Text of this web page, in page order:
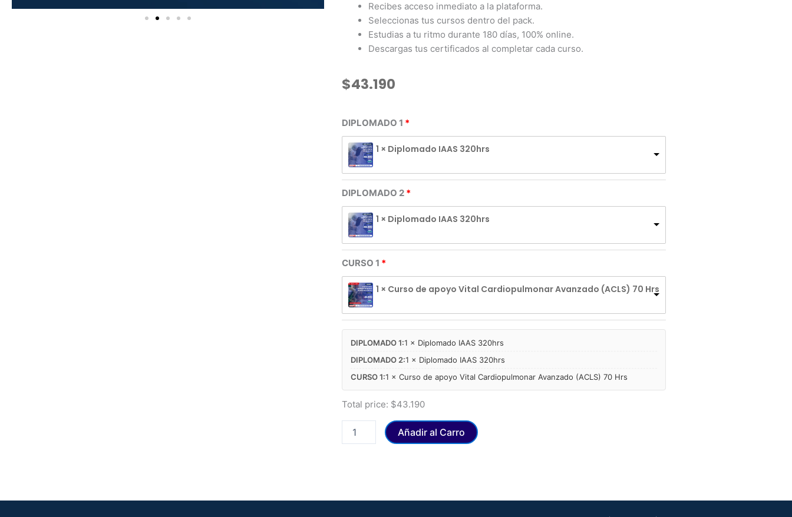
Recibes acceso inmediato a la plataforma.
Seleccionas tus cursos dentro del pack.
Estudias a tu ritmo durante 180 días, 100% online.
Descargas tus certificados al completar cada curso.
$43.190
DIPLOMADO 1
1 × Diplomado IAAS 320hrs
DIPLOMADO 2
1 × Diplomado IAAS 320hrs
CURSO 1
1 × Curso de apoyo Vital Cardiopulmonar Avanzado (ACLS) 70 Hrs
DIPLOMADO 1:1 × Diplomado IAAS 320hrs
DIPLOMADO 2:1 × Diplomado IAAS 320hrs
CURSO 1:1 × Curso de apoyo Vital Cardiopulmonar Avanzado (ACLS) 70 Hrs
Total price: $43.190
DIPLOMADOS
+
CURSO
A
cantidad
Añadir al Carro